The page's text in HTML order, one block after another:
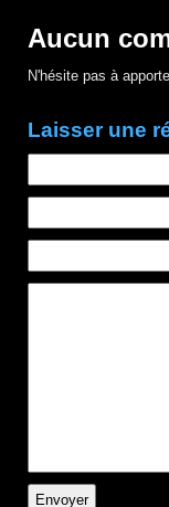
Aucun
N'hésite pas à
Laisser une